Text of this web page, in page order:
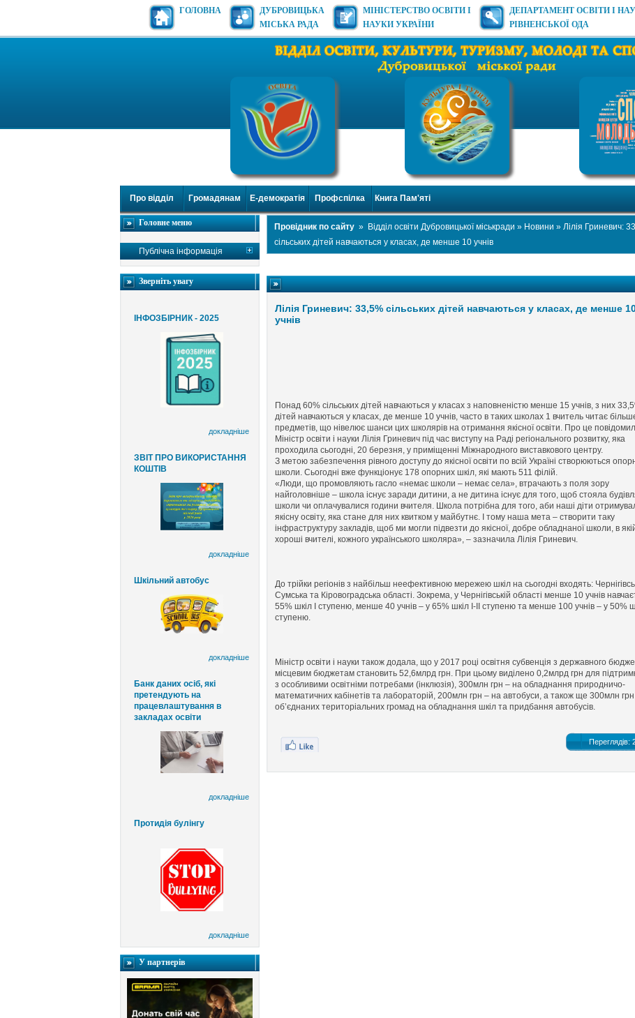
ГОЛОВНА
ДУБРОВИЦЬКА
МІСЬКА РАДА
МІНІСТЕРСТВО ОСВІТИ І
НАУКИ УКРАЇНИ
ДЕПАРТАМЕНТ ОСВІТИ І
РІВНЕНСЬКОЇ ОДА
Про відділ Громадянам Е-демократія Профспілка Книга Пам'яті
Головне меню
Публічна інформація
Зверніть увагу
ІНФОЗБІРНИК - 2025
докладніше
ЗВІТ ПРО ВИКОРИСТАННЯ
КОШТІВ
докладніше
Шкільний автобус
докладніше
Банк даних осіб, які
претендують на
працевлаштування в
закладах освіти
докладніше
Протидія булінгу
докладніше
У партнерів
Провідник по сайту » Відділ освіти Дубровицької міськради » Новини » Лілія Гриневич:
сільських дітей навчаються у класах, де менше 10 учнів
Лілія Гриневич: 33,5% сільських дітей навчаються у класах, де менше
учнів
Понад 60% сільських дітей навчаються у класах з наповненістю менше 15 учнів, з них
дітей навчаються у класах, де менше 10 учнів, часто в таких школах 1 вчитель читає
предметів, що нівелює шанси цих школярів на отримання якісної освіти. Про це
Міністр освіти і науки Лілія Гриневич під час виступу на Раді регіонального розвитку, яка
проходила сьогодні, 20 березня, у приміщенні Міжнародного виставкового центру.
З метою забезпечення рівного доступу до якісної освіти по всій Україні створюються
школи. Сьогодні вже функціонує 178 опорних шкіл, які мають 511 філій.
«Люди, що промовляють гасло «немає школи – немає села», втрачають з поля зору
найголовніше – школа існує заради дитини, а не дитина існує для того, щоб стояла
школи чи оплачувалися години вчителя. Школа потрібна для того, аби наші діти
якісну освіту, яка стане для них квитком у майбутнє. І тому наша мета – створити таку
інфраструктуру закладів, щоб ми могли підвезти до якісної, добре обладнаної школи, в
хороші вчителі, кожного українського школяра», – зазначила Лілія Гриневич.
До трійки регіонів з найбільш неефективною мережею шкіл на сьогодні входять:
Сумська та Кіровоградська області. Зокрема, у Чернігівській області менше 10 учнів
55% шкіл І ступеню, менше 40 учнів – у 65% шкіл І-ІІ ступеню та менше 100 учнів – у 50%
ступеню.
Міністр освіти і науки також додала, що у 2017 році освітня субвенція з державного
місцевим бюджетам становить 52,6млрд грн. При цьому виділено 0,2млрд грн для
з особливими освітніми потребами (інклюзія), 300млн грн – на обладнання природничо-
математичних кабінетів та лабораторій, 200млн грн – на автобуси, а також ще 300млн
об’єднаних територіальних громад на обладнання шкіл та придбання автобусів.
Переглядів: